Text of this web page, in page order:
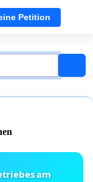
Petition
am